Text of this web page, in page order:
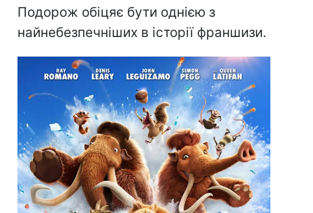
Подорож обіцяє бути однією з
найнебезпечніших в історії франшизи.